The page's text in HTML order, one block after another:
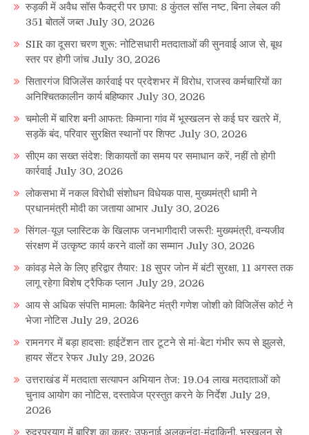
रुड़की में अवैध सॉस फैक्ट्री पर छापा: 8 कुंतल सॉस नष्ट, बिना लेबल की
351 बोतलें जब्त July 30, 2026
SIR का दूसरा चरण शुरू: नोटिसधारी मतदाताओं की सुनवाई आज से, बूथ
स्तर पर होगी जांच July 30, 2026
सितारगंज विजिलेंस कार्रवाई पर प्रदेशभर में विरोध, राजस्व कर्मचारियों का
अनिश्चितकालीन कार्य बहिष्कार July 30, 2026
चमोली में बारिश बनी आफत: किमाना गांव में भूस्खलन से कई घर खतरे में,
सड़कें बंद, परिवार सुरक्षित स्थानों पर शिफ्ट July 30, 2026
सीएम का सख्त संदेश: शिकायतों का समय पर समाधान करें, नहीं तो होगी
कार्रवाई July 30, 2026
लोकसभा में नकल विरोधी संशोधन विधेयक पास, मुख्यमंत्री धामी ने
प्रधानमंत्री मोदी का जताया आभार July 30, 2026
सिंगल-यूज़ प्लास्टिक के खिलाफ जनभागीदारी जरूरी: मुख्यमंत्री, वन्यजीव
संरक्षण में उत्कृष्ट कार्य करने वालों का सम्मान July 30, 2026
कांवड़ मेले के लिए हरिद्वार तैयार: 18 सुपर जोन में बंटी सुरक्षा, 11 अगस्त तक
लागू रहेगा विशेष ट्रैफिक प्लान July 29, 2026
आय से अधिक संपत्ति मामला: कैबिनेट मंत्री गणेश जोशी को विजिलेंस कोर्ट ने
भेजा नोटिस July 29, 2026
रामनगर में बड़ा हादसा: हाईटेंशन तार टूटने से मां-बेटा गंभीर रूप से झुलसे,
हायर सेंटर रेफर July 29, 2026
उत्तराखंड में मतदाता सत्यापन अभियान तेज: 19.04 लाख मतदाताओं को
चुनाव आयोग का नोटिस, दस्तावेज प्रस्तुत करने के निर्देश July 29,
2026